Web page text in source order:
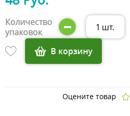
Количество
упаковок
1 шт.
В корзину
Оцените товар